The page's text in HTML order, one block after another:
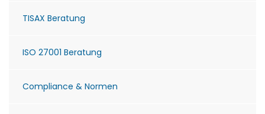
TISAX Beratung
ISO 27001 Beratung
Compliance & Normen